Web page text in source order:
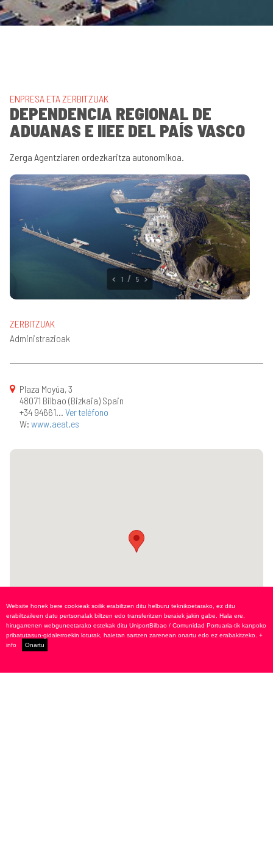
ENPRESA ETA ZERBITZUAK
DEPENDENCIA REGIONAL DE
ADUANAS E IIEE DEL PAÍS VASCO
Zerga Agentziaren ordezkaritza autonomikoa.
2 5
ZERBITZUAK
Administrazioak
Plaza Moyúa, 3
48071 Bilbao (Bizkaia) Spain
+34 94661... Ver teléfono
W: www.aeat.es
Website honek bere cookieak soilik erabiltzen ditu helburu teknikoetarako, ez ditu
erabiltzaileen datu pertsonalak biltzen edo transferitzen beraiek jakin gabe. Hala ere,
hirugarrenen webguneetarako estekak ditu UniportBilbao / Comunidad Portuaria-tik kanpoko
pribatutasun-gidalerroekin loturak, haietan sartzen zarenean onartu edo ez erabakitzeko. +
info
Onartu